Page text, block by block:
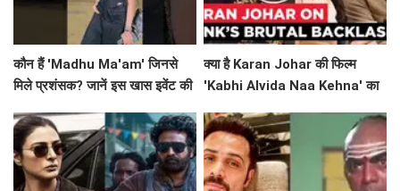
कौन हैं 'Madhu Ma'am' जिनसे
मिले प्रशंसक? जानें इस खास इवेंट की
क्या है Karan Johar की फिल्म
'Kabhi Alvida Naa Kehna' का